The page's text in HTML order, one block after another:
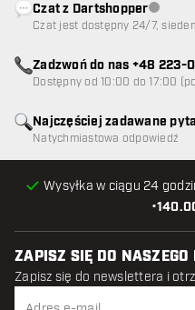
•
Wysyłka w ciągu 24
Najczęściej zadawane
Natychmiastowa odpowiedź
Czat z Dartshopper
Czat jest dostępny 24/7,
Zadzwoń do nas +48 223-
Dostępny od 10:00 do 17:00
ZAPISZ SIĘ DO NASZEGO
Zapisz się do newslettera i